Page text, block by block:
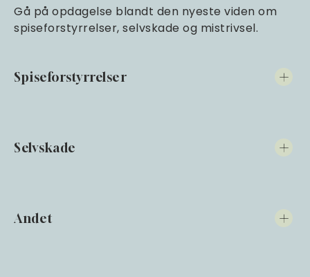
Gå på opdagelse blandt den nyeste viden om
spiseforstyrrelser, selvskade og mistrivsel.
Spiseforstyrrelser
Selvskade
Andet